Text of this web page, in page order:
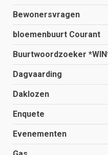
Bewonersvragen
bloemenbuurt Courant
Buurtwoordzoeker
Dagvaarding
Daklozen
Enquete
Evenementen